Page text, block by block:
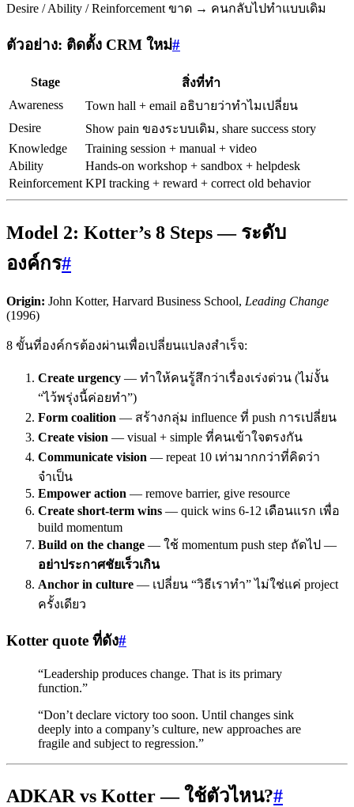
Desire / Ability / Reinforcement ขาด → คนกลับไปทำแบบเดิม
ตัวอย่าง: ติดตั้ง CRM ใหม่#
Stage
สิ่งที่ทำ
Awareness
Town hall + email อธิบายว่าทำไมเปลี่ยน
Desire
Show pain ของระบบเดิม, share success story
Knowledge
Training session + manual + video
Ability
Hands-on workshop + sandbox + helpdesk
Reinforcement KPI tracking + reward + correct old behavior
Model 2: Kotter’s 8 Steps — ระดับ
องค์กร#
Origin: John Kotter, Harvard Business School, Leading Change
(1996)
8 ขั้นที่องค์กรต้องผ่านเพื่อเปลี่ยนแปลงสำเร็จ:
Create urgency — ทำให้คนรู้สึกว่าเรื่องเร่งด่วน (ไม่งั้น
“ไว้พรุ่งนี้ค่อยทำ”)
Form coalition — สร้างกลุ่ม influence ที่ push การเปลี่ยน
Create vision — visual + simple ที่คนเข้าใจตรงกัน
Communicate vision — repeat 10 เท่ามากกว่าที่คิดว่า
จำเป็น
Empower action — remove barrier, give resource
Create short-term wins — quick wins 6-12 เดือนแรก เพื่อ
build momentum
Build on the change — ใช้ momentum push step ถัดไป —
อย่าประกาศชัยเร็วเกิน
Anchor in culture — เปลี่ยน “วิธีเราทำ” ไม่ใช่แค่ project
ครั้งเดียว
Kotter quote ที่ดัง#
“Leadership produces change. That is its primary
function.”
“Don’t declare victory too soon. Until changes sink
deeply into a company’s culture, new approaches are
fragile and subject to regression.”
ADKAR vs Kotter — ใช้ตัวไหน?#